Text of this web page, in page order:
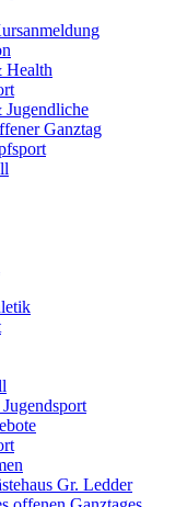
Health
Ganztag
Gr. Ledder